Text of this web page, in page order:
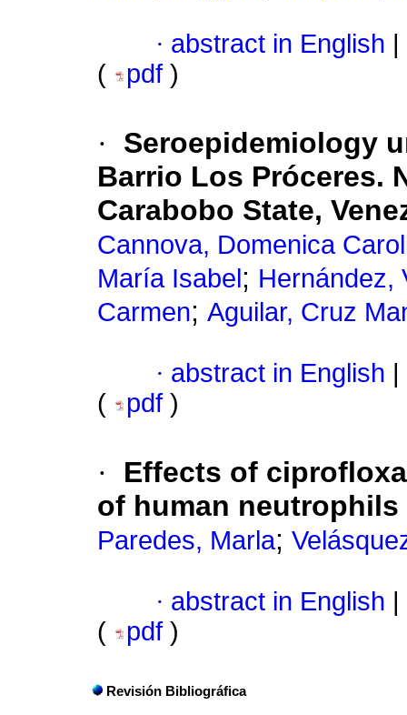
· abstract in English
(
pdf )
·
Seroepidemiology
Barrio Los Próceres.
Carabobo State,
Cannova, Domenica
María Isabel ; Hernández,
Carmen; Aguilar, Cruz
· abstract in English
(
pdf )
·
Effects of
of human
Paredes, Marla;
· abstract in English
(
pdf )
Revisión Bibliográfica